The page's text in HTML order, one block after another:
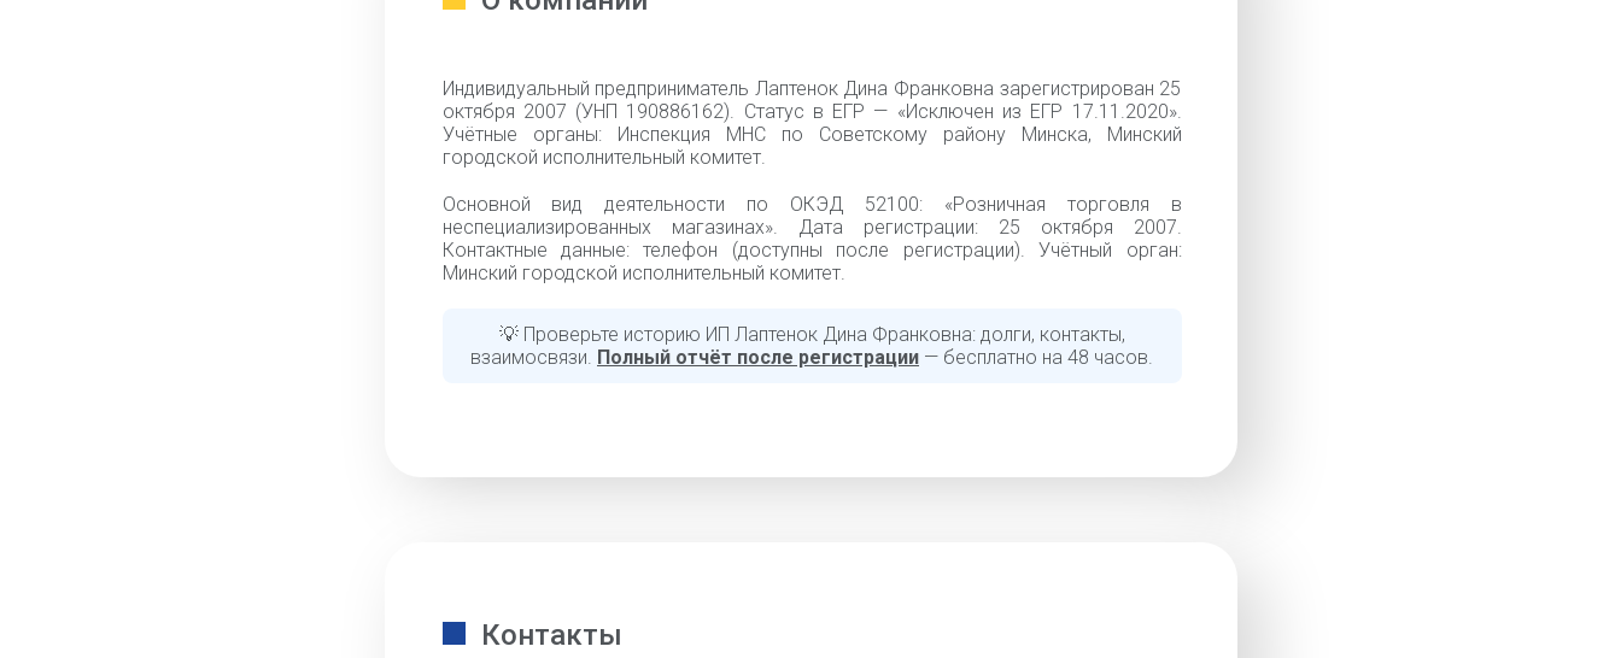
Индивидуальный предприниматель Лаптенок Дина Франковна зарегистрирован 25
октября 2007 (УНП 190886162). Статус в ЕГР — «Исключен из ЕГР 17.11.2020».
Учётные органы: Инспекция МНС по Советскому району Минска, Минский
городской исполнительный комитет.
Основной вид деятельности по ОКЭД 52100: «Розничная торговля в
неспециализированных магазинах». Дата регистрации: 25 октября 2007.
Контактные данные: телефон (доступны после регистрации). Учётный орган:
Минский городской исполнительный комитет.
💡 Проверьте историю ИП Лаптенок Дина Франковна: долги, контакты,
взаимосвязи. Полный отчёт после регистрации — бесплатно на 48 часов.
Контакты